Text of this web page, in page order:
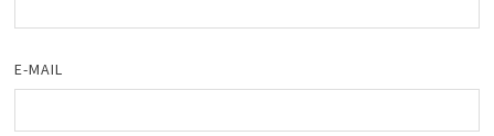
E-MAIL